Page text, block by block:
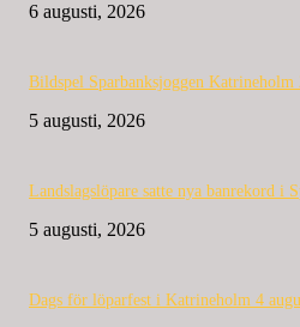
6 augusti, 2026
Bildspel Sparbanksjoggen Katrineholm
5 augusti, 2026
Landslagslöpare satte nya banrekord i
5 augusti, 2026
Dags för löparfest i Katrineholm 4